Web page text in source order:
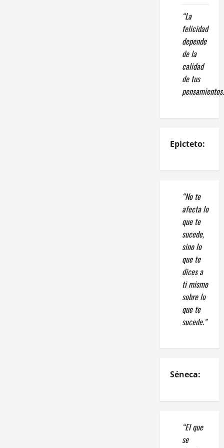
“La
felicidad
depende
de la
calidad
de tus
Epicteto:
“No te
afecta lo
que te
sucede,
sino lo
que te
dices a
ti mismo
sobre lo
que te
sucede.”
Séneca:
“El que
se